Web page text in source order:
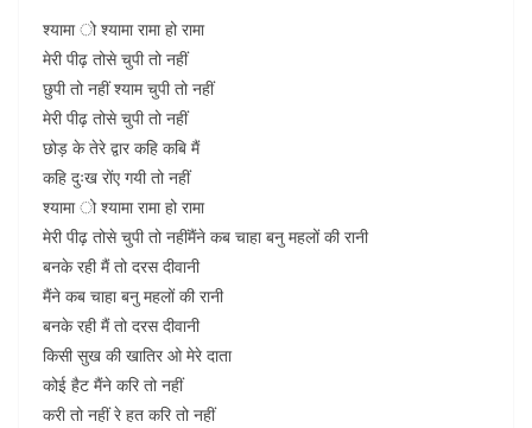
श्यामा ो श्यामा रामा हो रामा
मेरी पीढ़ तोसे चुपी तो नहीं
छुपी तो नहीं श्याम चुपी तो नहीं
मेरी पीढ़ तोसे चुपी तो नहीं
छोड़ के तेरे द्वार कहि कबि मैं
कहि दुःख रोंए गयी तो नहीं
श्यामा ो श्यामा रामा हो रामा
मेरी पीढ़ तोसे चुपी तो नहींमैंने कब चाहा बनु महलों की रानी
बनके रही मैं तो दरस दीवानी
मैंने कब चाहा बनु महलों की रानी
बनके रही मैं तो दरस दीवानी
किसी सुख की खातिर ओ मेरे दाता
कोई हैट मैंने करि तो नहीं
करी तो नहीं रे हत करि तो नहीं